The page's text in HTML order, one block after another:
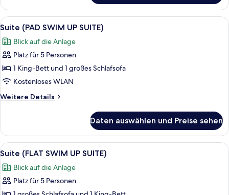
(FLAT
SUITE)
Alle
Fotos
für
Suite
(PAD
SWIM
UP
SUITE)
Ein modernes Hotelzimmer mit
3
Suite (PAD SWIM UP SUITE)
Blick auf die Anlage
Platz für 5 Personen
1 King-Bett und 1 großes Schlafsofa
Kostenloses WLAN
Weitere Details
Weitere
(PAD
SWIM
UP
Daten auswählen und Preise sehen
Alle
Fotos
für
Suite
Ein modernes Hotelzimmer mit
6
Suite (FLAT SWIM UP SUITE)
Blick auf die Anlage
Platz für 5 Personen